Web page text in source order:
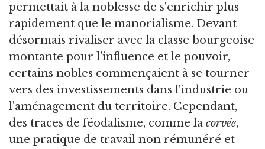
permettait à la noblesse de s'enrichir plus
rapidement que le manorialisme. Devant
désormais rivaliser avec la classe bourgeoise
montante pour l'influence et le pouvoir,
certains nobles commençaient à se tourner
vers des investissements dans l'industrie ou
l'aménagement du territoire. Cependant,
des traces de féodalisme, comme la corvée,
une pratique de travail non rémunéré et